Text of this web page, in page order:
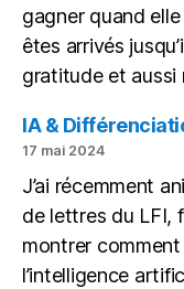
gagner quand
êtes arrivés
gratitude et
IA &
17 mai 2024
J’ai récemment
de lettres du LFI,
montrer
l’intelligence